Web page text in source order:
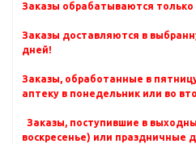
Заказы обрабатываются только
Заказы доставляются в
дней!
Заказы, обработанные в
аптеку в понедельник или во
Заказы, поступившие в
воскресенье) или праздничные